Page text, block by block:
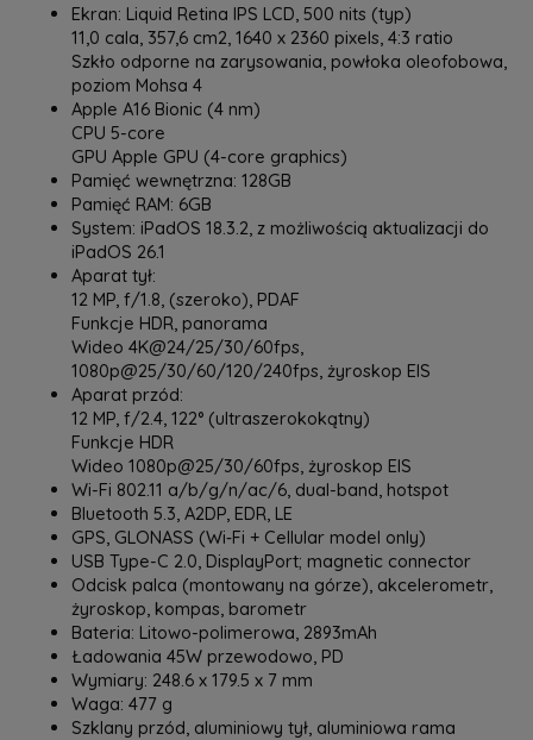
Ekran: Liquid Retina IPS LCD, 500 nits (typ)
11,0 cala, 357,6 cm2, 1640 x 2360 pixels, 4:3 ratio
Szkło odporne na zarysowania, powłoka oleofobowa,
poziom Mohsa 4
Apple A16 Bionic (4 nm)
CPU 5-core
GPU Apple GPU (4-core graphics)
Pamięć wewnętrzna: 128GB
Pamięć RAM: 6GB
System: iPadOS 18.3.2, z możliwością aktualizacji do
iPadOS 26.1
Aparat tył:
12 MP, f/1.8, (szeroko), PDAF
Funkcje HDR, panorama
Wideo 4K@24/25/30/60fps,
1080p@25/30/60/120/240fps, żyroskop EIS
Aparat przód:
12 MP, f/2.4, 122° (ultraszerokokątny)
Funkcje HDR
Wideo 1080p@25/30/60fps, żyroskop EIS
Wi-Fi 802.11 a/b/g/n/ac/6, dual-band, hotspot
Bluetooth 5.3, A2DP, EDR, LE
GPS, GLONASS (Wi‑Fi + Cellular model only)
USB Type-C 2.0, DisplayPort; magnetic connector
Odcisk palca (montowany na górze), akcelerometr,
żyroskop, kompas, barometr
Bateria: Litowo-polimerowa, 2893mAh
Ładowania 45W przewodowo, PD
Wymiary: 248.6 x 179.5 x 7 mm
Waga: 477 g
Szklany przód, aluminiowy tył, aluminiowa rama